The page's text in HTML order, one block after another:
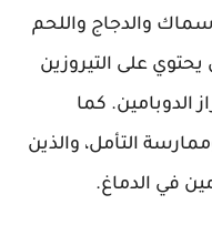
والدجاج واللحم
يحتوي على التيروزين
الدوبامين. كما
التأمل، والذين
في الدماغ.